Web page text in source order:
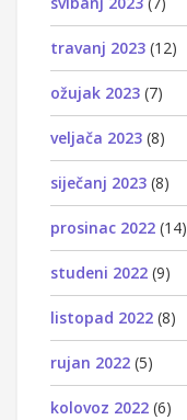
travanj 2023 (12)
ožujak 2023 (7)
veljača 2023 (8)
siječanj 2023 (8)
prosinac 2022 (14)
studeni 2022 (9)
listopad 2022 (8)
rujan 2022 (5)
kolovoz 2022 (6)